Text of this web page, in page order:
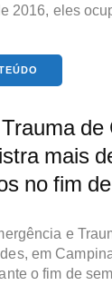
2016, eles
de
mais
no fim
e
em
o fim de